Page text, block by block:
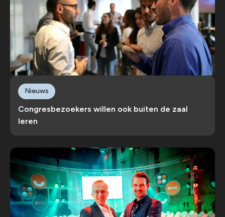
Congresbezoekers willen ook buiten de zaal
leren
Nieuws